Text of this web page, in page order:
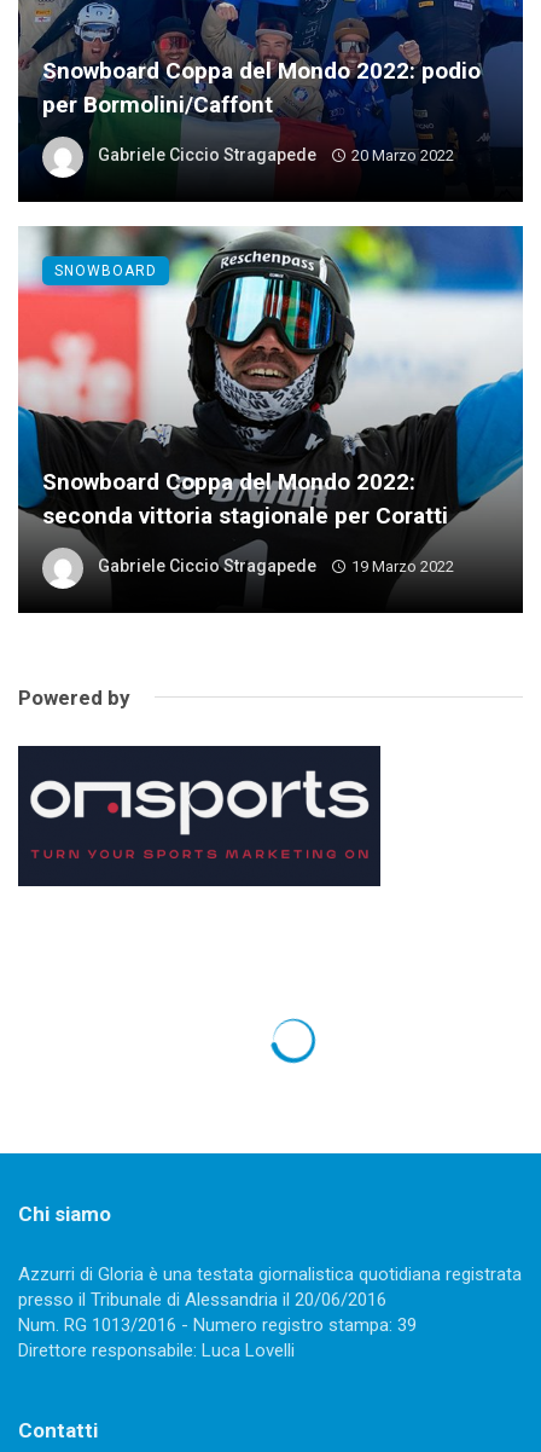
Snowboard Coppa del Mondo 2022: podio
per Bormolini/Caffont
Gabriele Ciccio Stragapede 20 Marzo 2022
Snowboard Coppa del Mondo 2022:
seconda vittoria stagionale per Coratti
Gabriele Ciccio Stragapede 19 Marzo 2022
SNOWBOARD
Powered by
Chi siamo
Azzurri di Gloria è una testata giornalistica quotidiana registrata
presso il Tribunale di Alessandria il 20/06/2016
Num. RG 1013/2016 - Numero registro stampa: 39
Direttore responsabile: Luca Lovelli
Contatti